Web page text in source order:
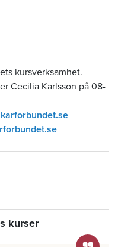
kursverksamhet.
Cecilia Karlsson på 08-
kurser